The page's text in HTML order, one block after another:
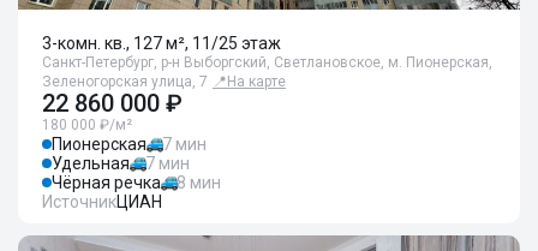
3-комн. кв., 127 м², 11/25 этаж
Санкт-Петербург, р-н Выборгский, Светлановское, м. Пионерская,
Зеленогорская улица, 7 📍 На карте
22 860 000 ₽
180 000 ₽/м²
Пионерская
7 мин
Удельная
7 мин
Чёрная речка
8 мин
ИсточникЦИАН